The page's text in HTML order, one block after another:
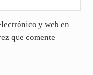
y web en
que comente.